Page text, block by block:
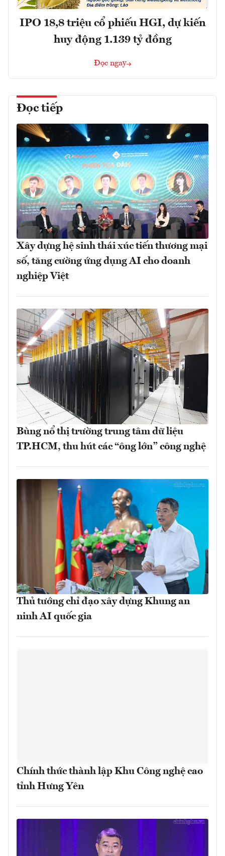
IPO 18,8 triệu cổ phiếu HGI, dự kiến
huy động 1.139 tỷ đồng
Đọc ngay
Đọc tiếp
Xây dựng hệ sinh thái xúc tiến thương mại
số, tăng cường ứng dụng AI cho doanh
nghiệp Việt
Bùng nổ thị trường trung tâm dữ liệu
TP.HCM, thu hút các “ông lớn” công nghệ
Thủ tướng chỉ đạo xây dựng Khung an
ninh AI quốc gia
Chính thức thành lập Khu Công nghệ cao
tỉnh Hưng Yên